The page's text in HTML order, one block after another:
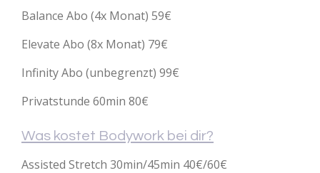
Balance Abo (4x Monat) 59€
Elevate Abo (8x Monat) 79€
Infinity Abo (unbegrenzt) 99€
Privatstunde 60min 80€
Was kostet Bodywork bei dir?
Assisted Stretch 30min/45min 40€/60€